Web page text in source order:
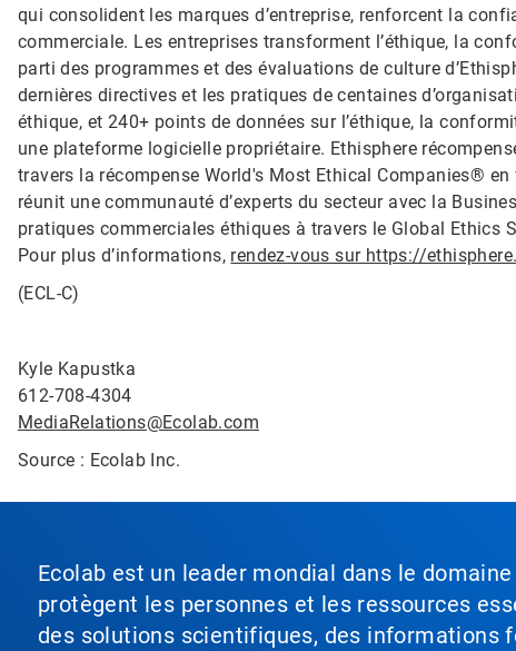
qui consolident les marques d’entreprise, renforcent la
commerciale. Les entreprises transforment l’éthique, la
parti des programmes et des évaluations de culture
dernières directives et les pratiques de centaines
éthique, et 240+ points de données sur l’éthique, la
une plateforme logicielle propriétaire. Ethisphere
travers la récompense World's Most Ethical Companies®
réunit une communauté d’experts du secteur avec la
pratiques commerciales éthiques à travers le Global Ethics
Pour plus d’informations, rendez-vous sur https://
(ECL-C)
Kyle Kapustka
612-708-4304
MediaRelations@Ecolab.com
Source : Ecolab Inc.
Ecolab est un leader mondial dans le
protègent les personnes et les ressources
des solutions scientifiques, des informations